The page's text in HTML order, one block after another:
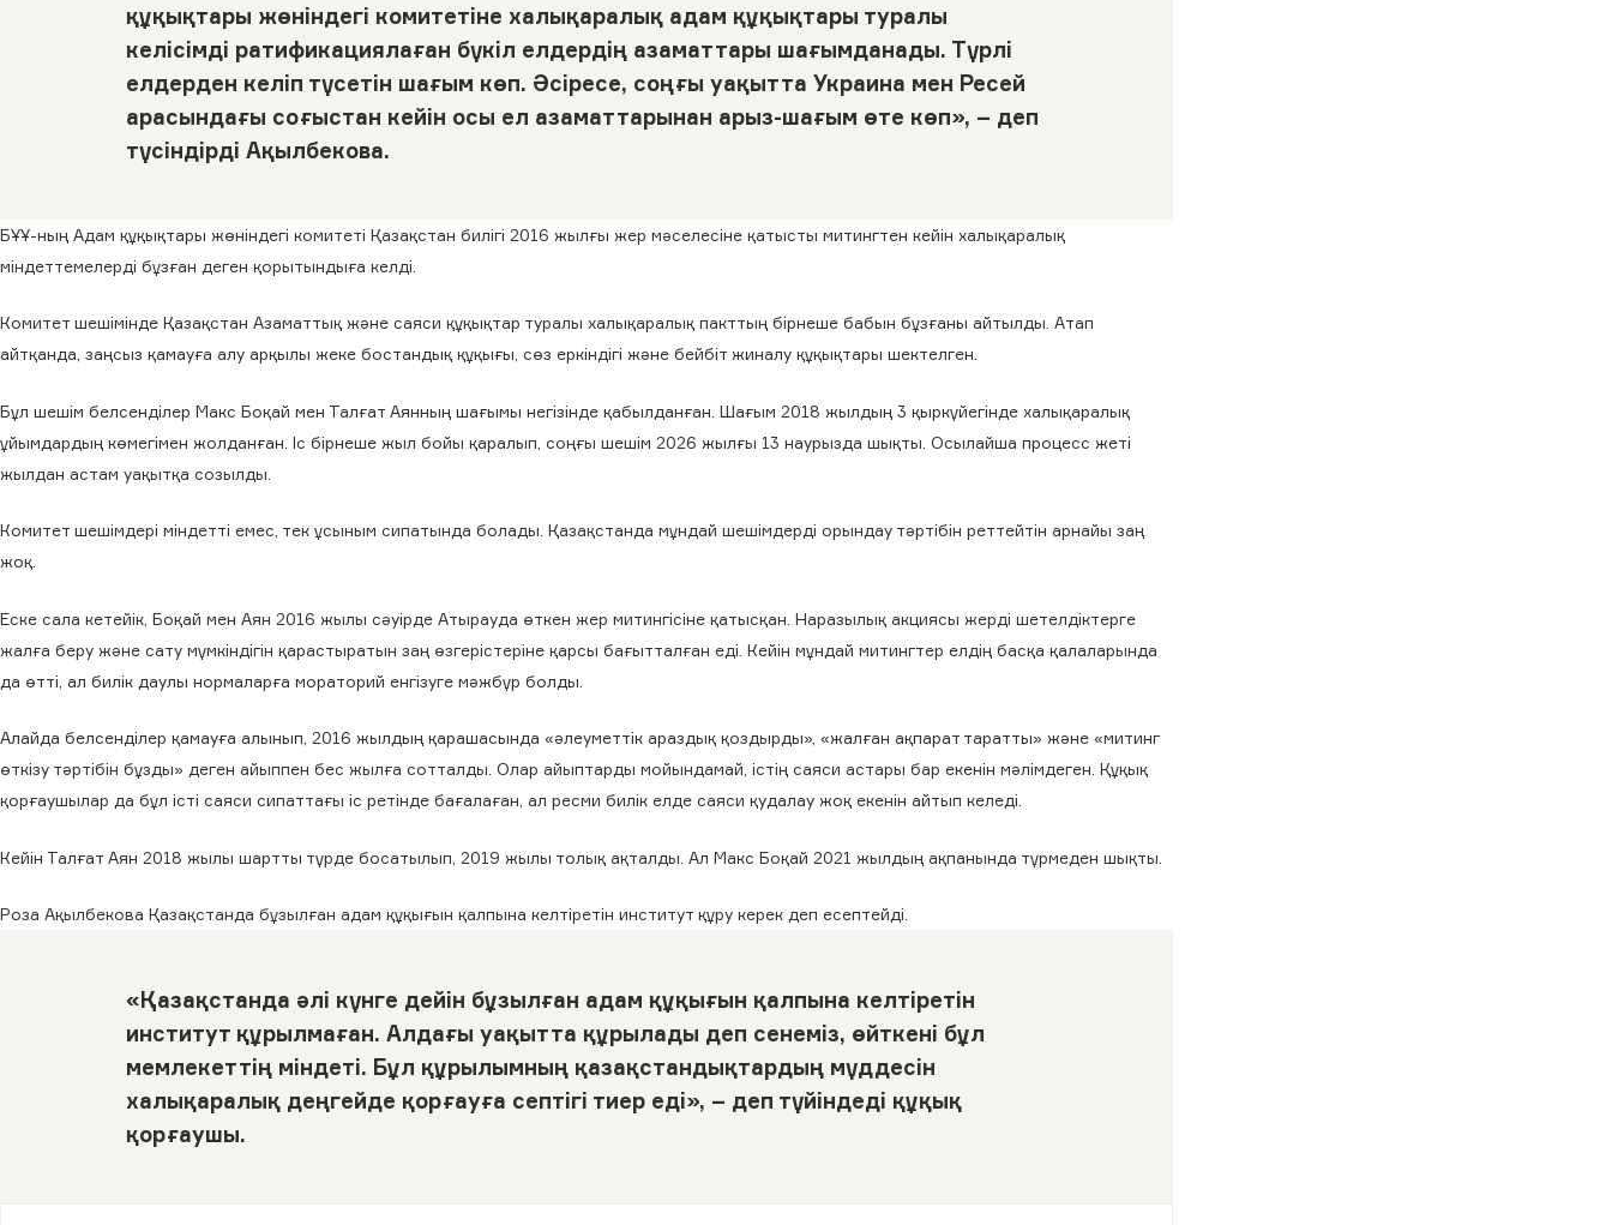
құқықтары жөніндегі комитетіне халықаралық адам құқықтары туралы
келісімді ратификациялаған бүкіл елдердің азаматтары шағымданады. Түрлі
елдерден келіп түсетін шағым көп. Әсіресе, соңғы уақытта Украина мен Ресей
арасындағы соғыстан кейін осы ел азаматтарынан арыз-шағым өте көп», – деп
түсіндірді Ақылбекова.
БҰҰ-ның Адам құқықтары жөніндегі комитеті Қазақстан билігі 2016 жылғы жер мәселесіне қатысты митингтен кейін халықаралық
міндеттемелерді бұзған деген қорытындыға келді.
Комитет шешімінде Қазақстан Азаматтық және саяси құқықтар туралы халықаралық пакттың бірнеше бабын бұзғаны айтылды. Атап
айтқанда, заңсыз қамауға алу арқылы жеке бостандық құқығы, сөз еркіндігі және бейбіт жиналу құқықтары шектелген.
Бұл шешім белсенділер Макс Боқай мен Талғат Аянның шағымы негізінде қабылданған. Шағым 2018 жылдың 3 қыркүйегінде халықаралық
ұйымдардың көмегімен жолданған. Іс бірнеше жыл бойы қаралып, соңғы шешім 2026 жылғы 13 наурызда шықты. Осылайша процесс жеті
жылдан астам уақытқа созылды.
Комитет шешімдері міндетті емес, тек ұсыным сипатында болады. Қазақстанда мұндай шешімдерді орындау тәртібін реттейтін арнайы заң
жоқ.
Еске сала кетейік, Боқай мен Аян 2016 жылы сәуірде Атырауда өткен жер митингісіне қатысқан. Наразылық акциясы жерді шетелдіктерге
жалға беру және сату мүмкіндігін қарастыратын заң өзгерістеріне қарсы бағытталған еді. Кейін мұндай митингтер елдің басқа қалаларында
да өтті, ал билік даулы нормаларға мораторий енгізуге мәжбүр болды.
Алайда белсенділер қамауға алынып, 2016 жылдың қарашасында «әлеуметтік араздық қоздырды», «жалған ақпарат таратты» және «митинг
өткізу тәртібін бұзды» деген айыппен бес жылға сотталды. Олар айыптарды мойындамай, істің саяси астары бар екенін мәлімдеген. Құқық
қорғаушылар да бұл істі саяси сипаттағы іс ретінде бағалаған, ал ресми билік елде саяси қудалау жоқ екенін айтып келеді.
Кейін Талғат Аян 2018 жылы шартты түрде босатылып, 2019 жылы толық ақталды. Ал Макс Боқай 2021 жылдың ақпанында түрмеден шықты.
Роза Ақылбекова Қазақстанда бұзылған адам құқығын қалпына келтіретін институт құру керек деп есептейді.
«Қазақстанда әлі күнге дейін бұзылған адам құқығын қалпына келтіретін
институт құрылмаған. Алдағы уақытта құрылады деп сенеміз, өйткені бұл
мемлекеттің міндеті. Бұл құрылымның қазақстандықтардың мүддесін
халықаралық деңгейде қорғауға септігі тиер еді», – деп түйіндеді құқық
қорғаушы.